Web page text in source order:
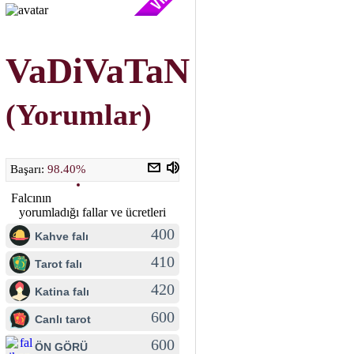
VaDiVaTaN
(Yorumlar)
Başarı: 98.40%
Falcının
yorumladığı fallar ve ücretleri
Kahve falı 400
Tarot falı 410
Katina falı 420
Canlı tarot 600
ÖN GÖRÜ
600